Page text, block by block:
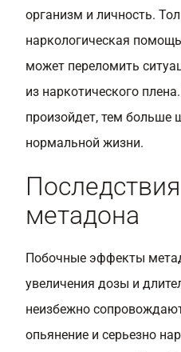
организм и личность.
наркологическая
может переломить
из наркотического
произойдет, тем больше
нормальной жизни.
метадона
Побочные эффекты
увеличения дозы и
неизбежно
опьянение и серьезно